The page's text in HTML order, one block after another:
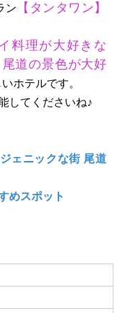
ン 【タンタワン】
料理が大好きな
道の景色が大好
ホテルです。
してくださいね♪
ェニックな街 尾道
めスポット